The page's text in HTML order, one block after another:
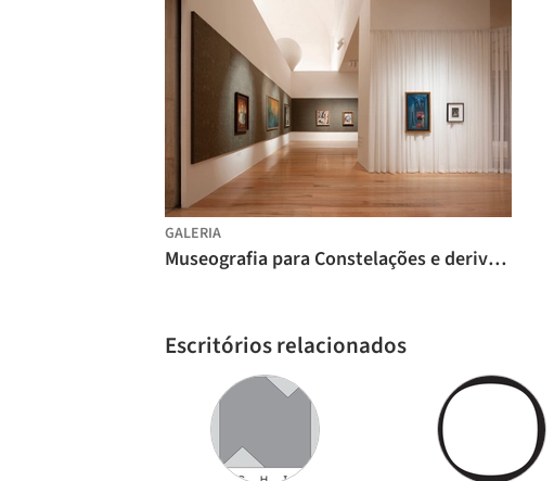
GALERIA
Museografia para Constelações e derivas: arte da América Latina na Coleção FEMSA / Max von Werz Arquitectos + Mauricio Mesta Arquitectos
Escritórios relacionados